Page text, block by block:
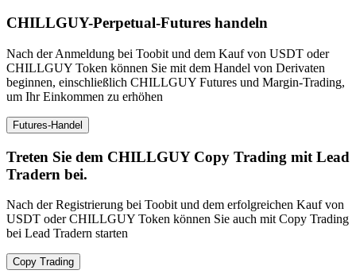
CHILLGUY-Perpetual-Futures handeln
Nach der Anmeldung bei Toobit und dem Kauf von USDT oder
CHILLGUY Token können Sie mit dem Handel von Derivaten
beginnen, einschließlich CHILLGUY Futures und Margin-Trading,
um Ihr Einkommen zu erhöhen
Futures-Handel
Treten Sie dem CHILLGUY Copy Trading mit Lead
Tradern bei.
Nach der Registrierung bei Toobit und dem erfolgreichen Kauf von
USDT oder CHILLGUY Token können Sie auch mit Copy Trading
bei Lead Tradern starten
Copy Trading